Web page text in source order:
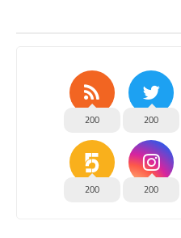
200
200
200
200